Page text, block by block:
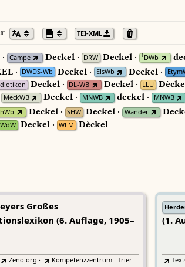
TEI-XML
· Campe Deckel · DRW Deckel · 1DWb
· DWDS-Wb Deckel · ElsWb Deckel ·
Deckel · DL-WB Deckel · LLU
MeckWB Deckel · MNWB deckel · MNWB
Deckel · SHW Deckel · Wander
WdW Deckel · WLM Dèckel
Großes
(6. Auflage, 1905–
Zeno.org ·
Kompetenzzentrum - Trier
(1.